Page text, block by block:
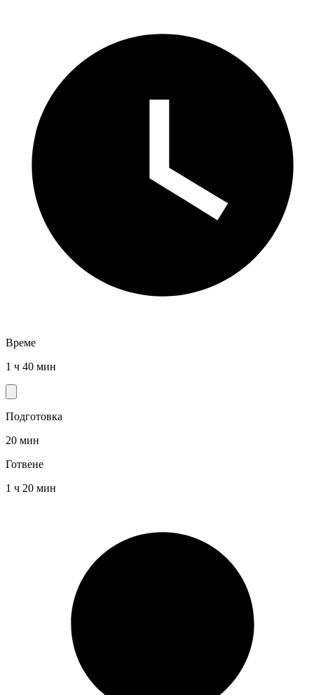
Време
1 ч 40 мин
Подготовка
20 мин
Готвене
1 ч 20 мин